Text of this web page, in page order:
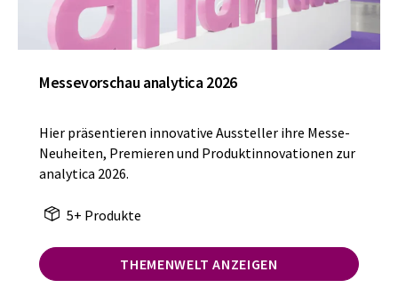
Messevorschau analytica 2026
Hier präsentieren innovative Aussteller ihre Messe-
Neuheiten, Premieren und Produktinnovationen zur
analytica 2026.
5+ Produkte
THEMENWELT ANZEIGEN